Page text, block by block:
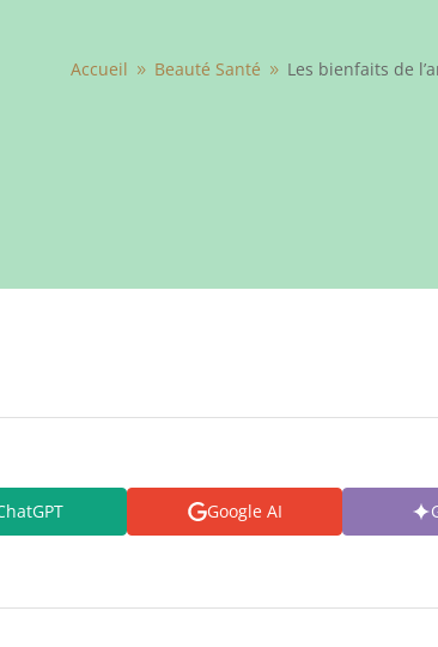
Accueil 9 Beauté Santé 9 Les bienfaits de
Google AI